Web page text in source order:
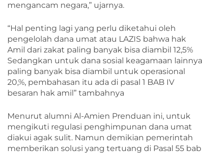
mengancam negara,” ujarnya.
“Hal penting lagi yang perlu diketahui oleh
pengelolah dana umat atau LAZIS bahwa hak
Amil dari zakat paling banyak bisa diambil 12,5%
Sedangkan untuk dana sosial keagamaan lainnya
paling banyak bisa diambil untuk operasional
20,%, pembahasan itu ada di pasal 1 BAB IV
besaran hak amil” tambahnya
Menurut alumni Al-Amien Prenduan ini, untuk
mengikuti regulasi penghimpunan dana umat
diakui agak sulit. Namun demikian pemerintah
memberikan solusi yang tertuang di Pasal 55 bab